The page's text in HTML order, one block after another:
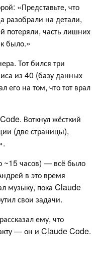
«Представьте, что
разобрали на детали,
потеряли, часть лишних
было.»
Тот бился три
из 40 (базу данных
его на том, что тот врал
Воткнул жёсткий
(две страницы),
~15 часов) — всё было
в это время
музыку, пока Claude
свои задачи.
ему, что
— он и Claude Code.